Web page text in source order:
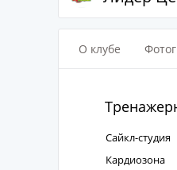
О клубе
Сайкл-студия
Кардиозона